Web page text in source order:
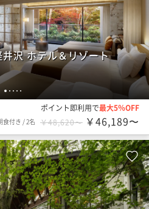
1 2 3 4 5
沢 ホテル＆リゾート
ポイント即利用で最大5％OFF
食付き /2名 ￥48,620〜 ￥46,189〜